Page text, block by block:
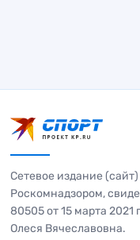
Сетевое издание
Роскомнадзором,
80505 от 15 марта
Олеся Вячеславовна.